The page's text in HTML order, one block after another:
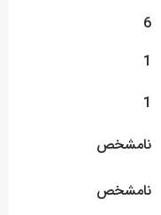
6
1
1
نامشخص
نامشخص